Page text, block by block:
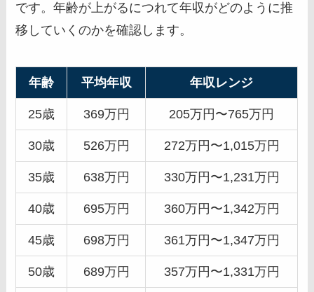
です。年齢が上がるにつれて年収がどのように推
移していくのかを確認します。
年齢 平均年収 年収レンジ
25歳 369万円 205万円〜765万円
30歳 526万円 272万円〜1,015万円
35歳 638万円 330万円〜1,231万円
40歳 695万円 360万円〜1,342万円
45歳 698万円 361万円〜1,347万円
50歳 689万円 357万円〜1,331万円